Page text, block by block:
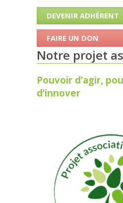
DEVENIR ADHÉRENT
FAIRE UN DON
Notre projet
Pouvoir d’agir,
d’innover